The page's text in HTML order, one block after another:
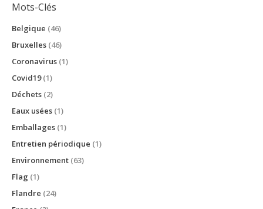
Mots-Clés
Belgique (46)
Bruxelles (46)
Coronavirus (1)
Covid19(1)
Déchets (2)
Eaux usées (1)
Emballages (1)
Entretien périodique (1)
Environnement (63)
Flag (1)
Flandre (24)